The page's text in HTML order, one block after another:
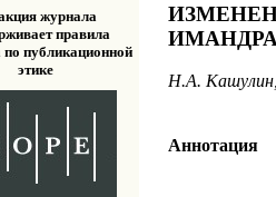
журнала
правила
по публикационной
этике
ИМАНДРА
Н.А.
Аннотация